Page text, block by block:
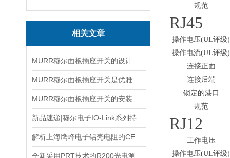
相关文章
规范
RJ45
操作电压(UL评级)
操作电流(UL评级)
连接正面
连接后端
锁定的港口
规范
RJ12
工作电压
操作电压(UL评级)